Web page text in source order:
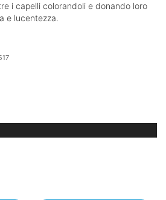
i capelli colorandoli e donando loro
e lucentezza.